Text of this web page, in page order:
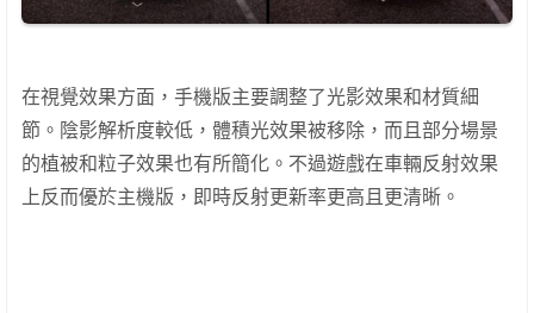
在視覺效果方面，手機版主要調整了光影效果和材質細
節。陰影解析度較低，體積光效果被移除，而且部分場景
的植被和粒子效果也有所簡化。不過遊戲在車輛反射效果
上反而優於主機版，即時反射更新率更高且更清晰。